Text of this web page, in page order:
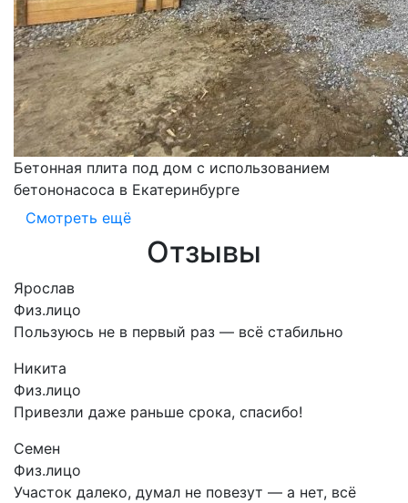
Бетонная плита под дом с использованием
бетононасоса в Екатеринбурге
Смотреть ещё
Отзывы
Ярослав
Физ.лицо
Пользуюсь не в первый раз — всё стабильно
Никита
Физ.лицо
Привезли даже раньше срока, спасибо!
Семен
Физ.лицо
Участок далеко, думал не повезут — а нет, всё